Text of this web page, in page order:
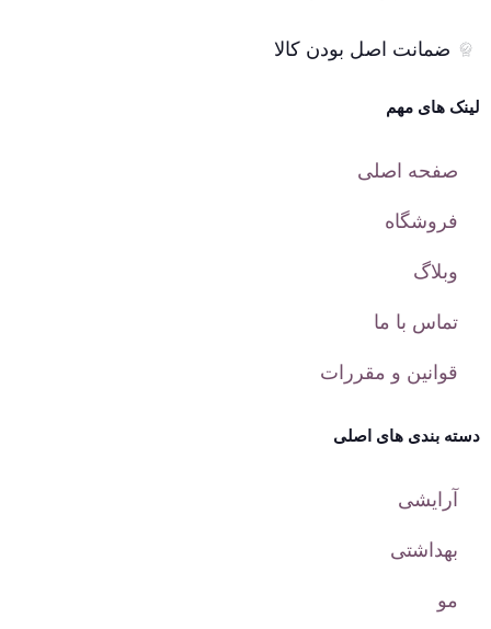
ضمانت اصل بودن کالا
لینک های مهم
صفحه اصلی
فروشگاه
وبلاگ
تماس با ما
قوانین و مقررات
دسته بندی های اصلی
آرایشی
بهداشتی
مو